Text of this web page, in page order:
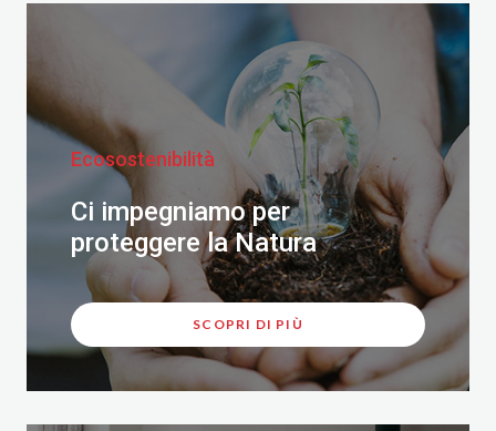
Ecosostenibilità
Ci impegniamo per
proteggere la Natura
SCOPRI DI PIÙ